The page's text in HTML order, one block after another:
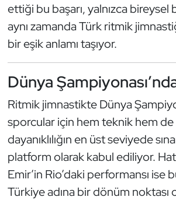
ettiği bu başarı, yalnızca
aynı zamanda Türk ritmik
bir eşik anlamı taşıyor.
Dünya
Ritmik jimnastikte Dünya
sporcular için hem teknik hem
dayanıklılığın en üst seviyede
platform olarak kabul ediliyor.
Emir’in Rio’daki performansı ise
Türkiye adına bir dönüm noktası
Hava Sporları
Hentbol
İşitme Engelli Sporcular
Judo ve Kuraş
Kano ve Rafting
Karate
Kayak